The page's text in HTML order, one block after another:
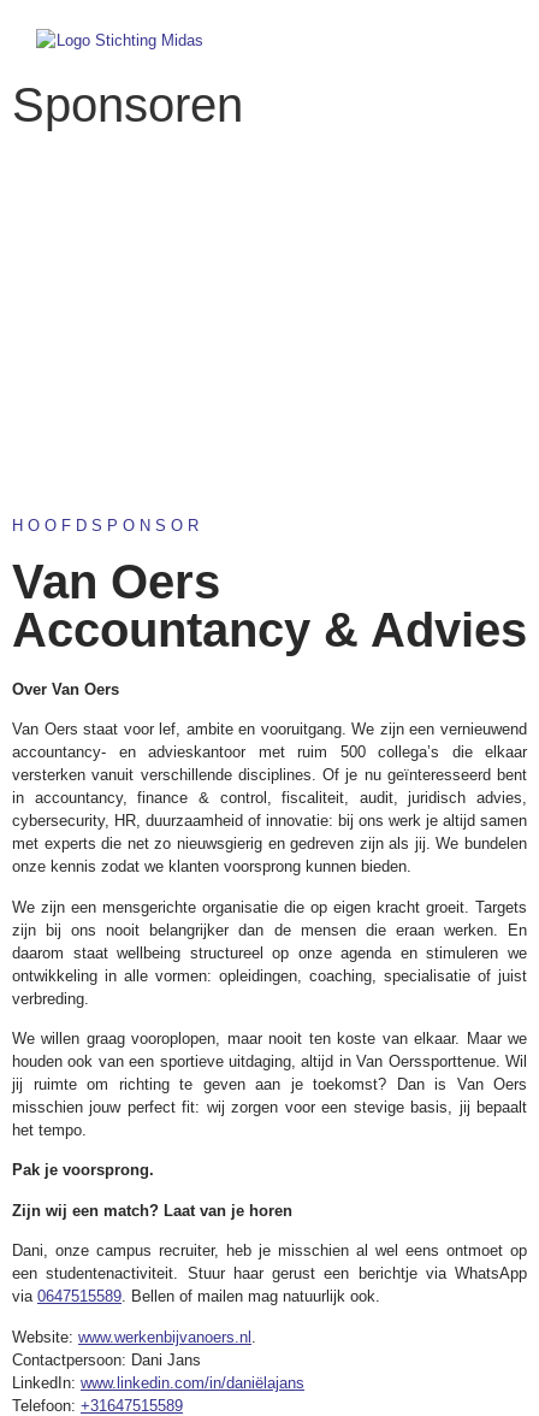
Sponsoren
HOOFDSPONSOR
Van Oers
Accountancy & Advies
Over Van Oers
Van Oers staat voor lef, ambite en vooruitgang. We zijn een vernieuwend
accountancy- en advieskantoor met ruim 500 collega’s die elkaar
versterken vanuit verschillende disciplines. Of je nu geïnteresseerd bent
in accountancy, finance & control, fiscaliteit, audit, juridisch advies,
cybersecurity, HR, duurzaamheid of innovatie: bij ons werk je altijd samen
met experts die net zo nieuwsgierig en gedreven zijn als jij. We bundelen
onze kennis zodat we klanten voorsprong kunnen bieden.
We zijn een mensgerichte organisatie die op eigen kracht groeit. Targets
zijn bij ons nooit belangrijker dan de mensen die eraan werken. En
daarom staat wellbeing structureel op onze agenda en stimuleren we
ontwikkeling in alle vormen: opleidingen, coaching, specialisatie of juist
verbreding.
We willen graag vooroplopen, maar nooit ten koste van elkaar. Maar we
houden ook van een sportieve uitdaging, altijd in Van Oerssporttenue. Wil
jij ruimte om richting te geven aan je toekomst? Dan is Van Oers
misschien jouw perfect fit: wij zorgen voor een stevige basis, jij bepaalt
het tempo.
Pak je voorsprong.
Zijn wij een match? Laat van je horen
Dani, onze campus recruiter, heb je misschien al wel eens ontmoet op
een studentenactiviteit. Stuur haar gerust een berichtje via WhatsApp
via 0647515589. Bellen of mailen mag natuurlijk ook.
Website: www.werkenbijvanoers.nl
Contactpersoon: Dani Jans
LinkedIn: www.linkedin.com/in/daniëlajans
Telefoon: +31647515589